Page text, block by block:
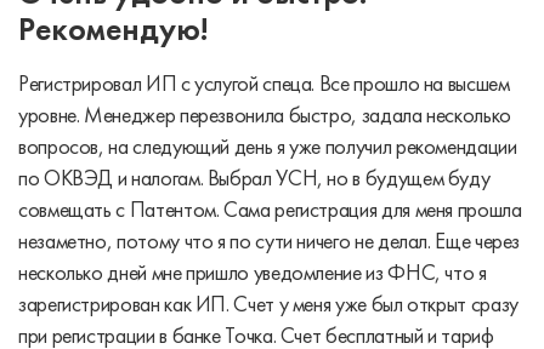
Рекомендую!
Регистрировал ИП с услугой спеца. Все прошло на высшем
уровне. Менеджер перезвонила быстро, задала несколько
вопросов, на следующий день я уже получил рекомендации
по ОКВЭД и налогам. Выбрал УСН, но в будущем буду
совмещать с Патентом. Сама регистрация для меня прошла
незаметно, потому что я по сути ничего не делал. Еще через
несколько дней мне пришло уведомление из ФНС, что я
зарегистрирован как ИП. Счет у меня уже был открыт сразу
при регистрации в банке Точка. Счет бесплатный и тариф